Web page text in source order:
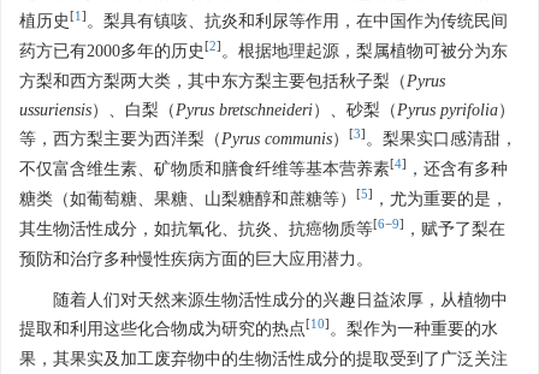
植历史 [1 ] 。梨具有镇咳、抗炎和利尿等作用，在中国作为传统民间
药方已有2000多年的历史 [2] 。根据地理起源，梨属植物可被分为东
方梨和西方梨两大类，其中东方梨主要包括秋子梨（Pyrus
ussuriensis）、白梨（Pyrus bretschneideri）、砂梨（Pyrus pyrifolia）
等，西方梨主要为西洋梨（Pyrus communis） [3] 。梨果实口感清甜，
不仅富含维生素、矿物质和膳食纤维等基本营养素[4]
，还含有多种
糖类（如葡萄糖、果糖、山梨糖醇和蔗糖等）
[5]
，尤为重要的是，
其生物活性成分，如抗氧化、抗炎、抗癌物质等[6−9]
，赋予了梨在
预防和治疗多种慢性疾病方面的巨大应用潜力。
随着人们对天然来源生物活性成分的兴趣日益浓厚，从植物中
提取和利用这些化合物成为研究的热点[10] 。梨作为一种重要的水
果，其果实及加工废弃物中的生物活性成分的提取受到了广泛关注